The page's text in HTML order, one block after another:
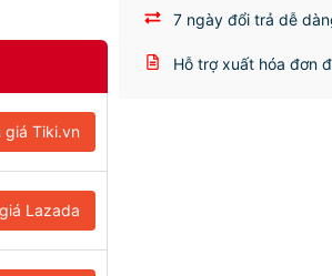
giá Tiki.vn
Lazada
7 ngày đổi trả dễ
Hỗ trợ xuất hóa đơn